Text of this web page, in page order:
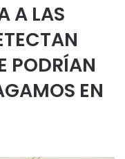
A LAS
PODRÍAN
EN